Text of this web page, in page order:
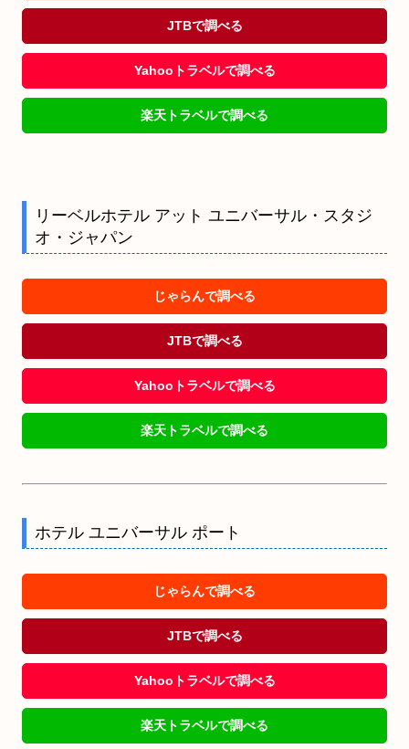
JTBで調べる
Yahooトラベルで調べる
楽天トラベルで調べる
リーベルホテル アット ユニバーサル・スタジ
オ・ジャパン
じゃらんで調べる
JTBで調べる
Yahooトラベルで調べる
楽天トラベルで調べる
ホテル ユニバーサル ポート
じゃらんで調べる
JTBで調べる
Yahooトラベルで調べる
楽天トラベルで調べる